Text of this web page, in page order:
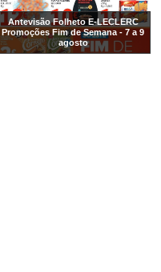
Antevisão Folheto E-LECLERC
Promoções Fim de Semana - 7 a 9
agosto